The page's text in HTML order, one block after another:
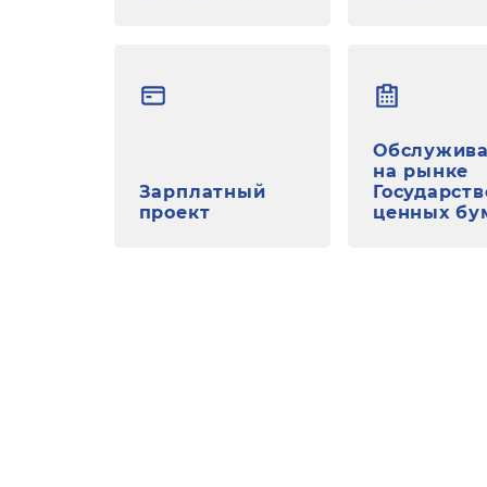
Зарплатный
проект
на рынке
ценных